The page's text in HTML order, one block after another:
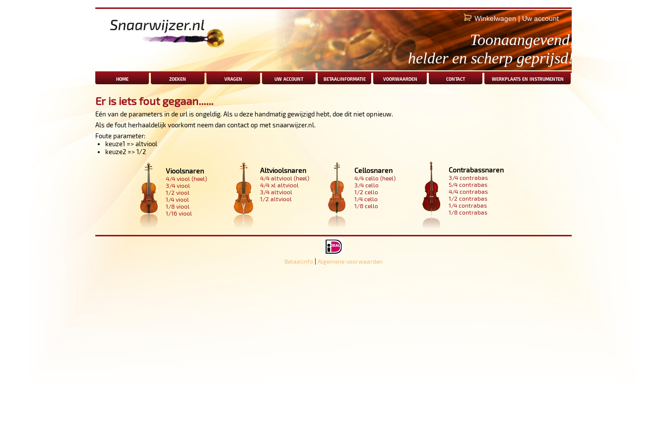
Winkelwagen | Uw account
Toonaangevend,
helder en scherp geprijsd!
home zoeken vragen uw account betaalinformatie voorwaarden contact werkplaats en instrumenten
Er is iets fout gegaan......
Eén van de parameters in de url is ongeldig. Als u deze handmatig gewijzigd hebt, doe dit niet opnieuw.
Als de fout herhaaldelijk voorkomt neem dan contact op met snaarwijzer.nl.
Foute parameter:
keuze1 => altviool
keuze2 => 1/2
Vioolsnaren
4/4 viool (heel)
3/4 viool
1/2 viool
1/4 viool
1/8 viool
1/16 viool
Altvioolsnaren
4/4 altviool (heel)
4/4 xl altviool
3/4 altviool
1/2 altviool
Cellosnaren
4/4 cello (heel)
3/4 cello
1/2 cello
1/4 cello
1/8 cello
Contrabassnaren
3/4 contrabas
5/4 contrabas
4/4 contrabas
1/2 contrabas
1/4 contrabas
1/8 contrabas
Betaalinfo Algemene voorwaarden